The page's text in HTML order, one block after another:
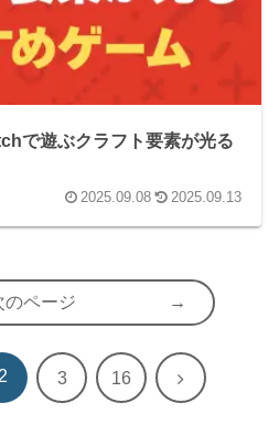
で遊ぶクラフト要素が光る
2025.09.08 2025.09.13
のページ
2 3 16 次